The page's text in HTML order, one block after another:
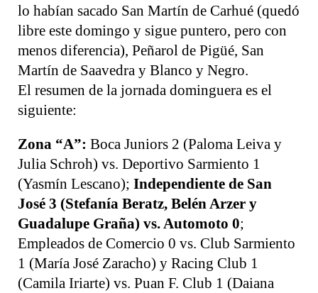
lo habían sacado San Martín de Carhué (quedó
libre este domingo y sigue puntero, pero con
menos diferencia), Peñarol de Pigüé, San
Martín de Saavedra y Blanco y Negro.
El resumen de la jornada dominguera es el
siguiente:
Zona “A”: Boca Juniors 2 (Paloma Leiva y
Julia Schroh) vs. Deportivo Sarmiento 1
(Yasmín Lescano); Independiente de San
José 3 (Stefanía Beratz, Belén Arzer y
Guadalupe Graña) vs. Automoto 0;
Empleados de Comercio 0 vs. Club Sarmiento
1 (María José Zaracho) y Racing Club 1
(Camila Iriarte) vs. Puan F. Club 1 (Daiana